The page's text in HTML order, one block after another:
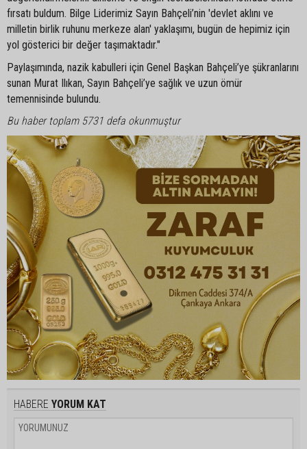
fırsatı buldum. Bilge Liderimiz Sayın Bahçeli’nin 'devlet aklını ve
milletin birlik ruhunu merkeze alan' yaklaşımı, bugün de hepimiz için
yol gösterici bir değer taşımaktadır."
Paylaşımında, nazik kabulleri için Genel Başkan Bahçeli’ye şükranlarını
sunan Murat Ilıkan, Sayın Bahçeli’ye sağlık ve uzun ömür
temennisinde bulundu.
Bu haber toplam 5731 defa okunmuştur
HABERE YORUM KAT